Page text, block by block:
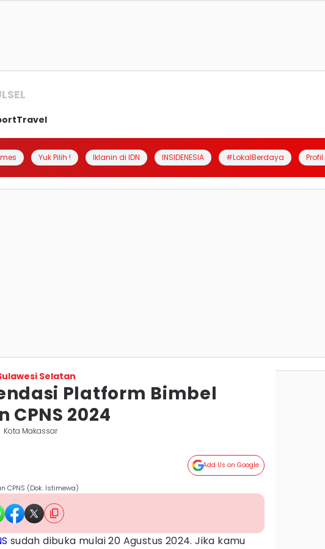
Travel
Yuk Pilih ! Iklanin di IDN INSIDENESIA #LokalBerdaya
Selatan
Platform Bimbel
CPNS 2024
Kota Makassar
Add Us on Google
CPNS (Dok. Istimewa)
sudah dibuka mulai 20 Agustus 2024. Jika kamu